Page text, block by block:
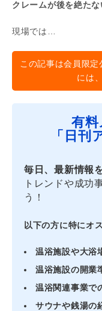
クレームが後を絶たな
現場では…
この記事は会員限定
には
有
「日刊
毎日、最新情報
トレンドや成功
う！
以下の方に特にオ
温浴施設や大浴
温浴施設の開業
温浴関連事業で
サウナや銭湯の